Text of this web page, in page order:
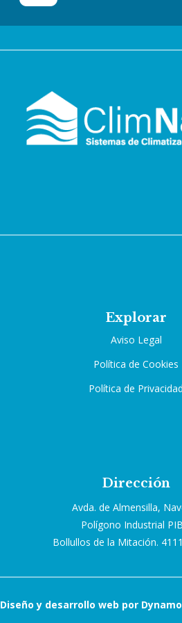
Explorar
Aviso Legal
Política de Cookies
Política de Privacidad
Dirección
Avda. de Almensilla,
Polígono Industrial
Bollullos de la Mitación.
Diseño y desarrollo web por